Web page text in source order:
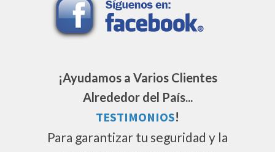
¡Ayudamos a Varios Clientes
Alrededor del País...
TESTIMONIOS!
Para garantizar tu seguridad y la